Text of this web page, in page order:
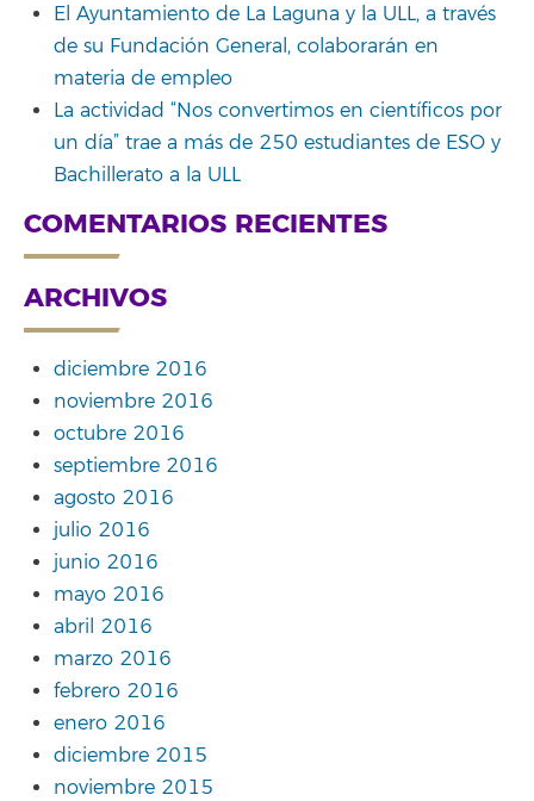
El Ayuntamiento de La Laguna y la ULL, a través
de su Fundación General, colaborarán en
materia de empleo
La actividad “Nos convertimos en científicos por
un día” trae a más de 250 estudiantes de ESO y
Bachillerato a la ULL
COMENTARIOS RECIENTES
ARCHIVOS
diciembre 2016
noviembre 2016
octubre 2016
septiembre 2016
agosto 2016
julio 2016
junio 2016
mayo 2016
abril 2016
marzo 2016
febrero 2016
enero 2016
diciembre 2015
noviembre 2015